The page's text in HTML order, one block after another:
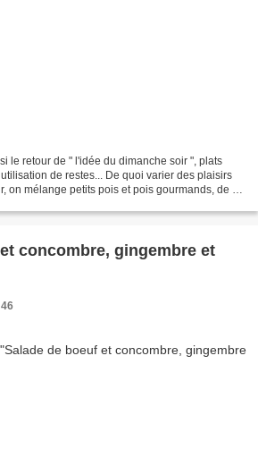
le retour de " l'idée du dimanche soir ", plats
de restes... De quoi varier des plaisirs
on mélange petits pois et pois gourmands, de la
concombre, gingembre et